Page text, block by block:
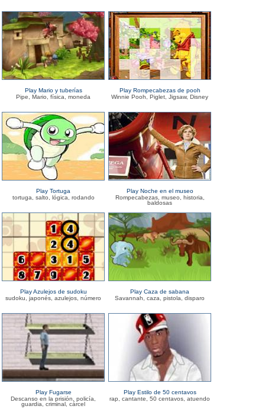
Play Mario y tuberías
Pipe, Mario, física, moneda
Play Rompecabezas de pooh
Winnie Pooh, Piglet, Jigsaw, Disney
Play Tortuga
tortuga, salto, lógica, rodando
Play Noche en el museo
Rompecabezas, museo, historia,
baldosas
Play Azulejos de sudoku
sudoku, japonés, azulejos, número
Play Caza de sabana
Savannah, caza, pistola, disparo
Play Fugarse
Descanso en la prisión, policía,
guardia, criminal, cárcel
Play Estilo de 50 centavos
rap, cantante, 50 centavos, atuendo